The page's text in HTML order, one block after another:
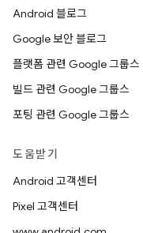
Android 블로그
Google 보안 블로그
플랫폼 관련 Google 그룹스
빌드 관련 Google 그룹스
포팅 관련 Google 그룹스
도움받기
Android 고객센터
Pixel 고객센터